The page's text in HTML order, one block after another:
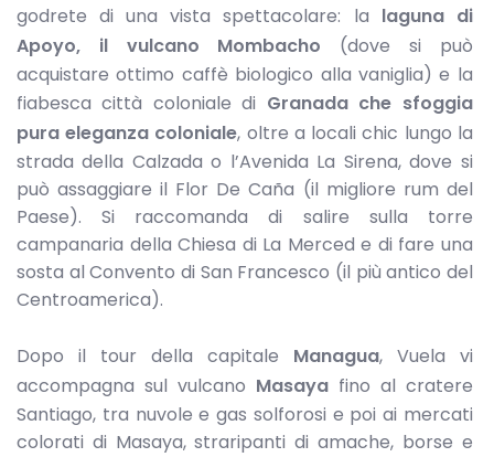
godrete di una vista spettacolare: la laguna di
Apoyo, il vulcano Mombacho (dove si può
acquistare ottimo caffè biologico alla vaniglia) e la
fiabesca città coloniale di Granada che sfoggia
pura eleganza coloniale, oltre a locali chic lungo la
strada della Calzada o l’Avenida La Sirena, dove si
può assaggiare il Flor De Caña (il migliore rum del
Paese). Si raccomanda di salire sulla torre
campanaria della Chiesa di La Merced e di fare una
sosta al Convento di San Francesco (il più antico del
Centroamerica).
Dopo il tour della capitale Managua, Vuela vi
accompagna sul vulcano Masayafino al cratere
Santiago, tra nuvole e gas solforosi e poi ai mercati
colorati di Masaya, straripanti di amache, borse e